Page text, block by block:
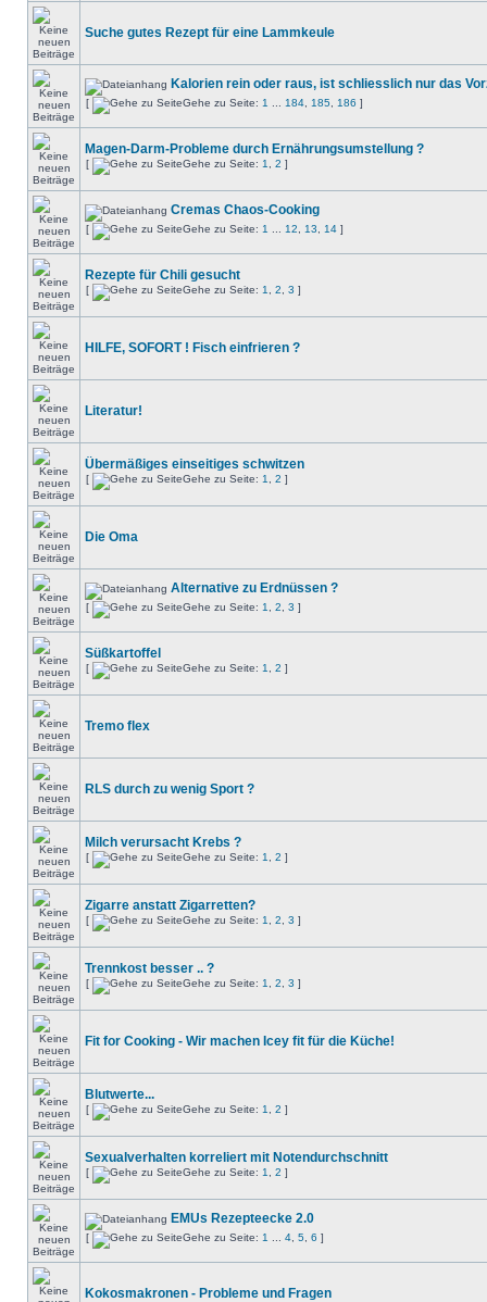
Suche gutes Rezept für eine Lammkeule
Kalorien rein oder raus, ist schliesslich nur das
[ Gehe zu Seite: 1 184 185 186 ]
Magen-Darm-Probleme durch Ernährungsumstellung ?
[ Gehe zu Seite: 1 2 ]
Cremas Chaos-Cooking
[ Gehe zu Seite: 1 12 13 14 ]
Rezepte für Chili gesucht
[ Gehe zu Seite: 1 2 3 ]
HILFE, SOFORT ! Fisch einfrieren ?
Literatur!
Übermäßiges einseitiges schwitzen
[ Gehe zu Seite: 1 2 ]
Die Oma
Alternative zu Erdnüssen ?
[ Gehe zu Seite: 1 2 3 ]
Süßkartoffel
[ Gehe zu Seite: 1 2 ]
Tremo flex
RLS durch zu wenig Sport ?
Milch verursacht Krebs ?
[ Gehe zu Seite: 1 2 ]
Zigarre anstatt Zigarretten?
[ Gehe zu Seite: 1 2 3 ]
Trennkost besser .. ?
[ Gehe zu Seite: 1 2 3 ]
Fit for Cooking - Wir machen Icey fit für die Küche!
Blutwerte...
[ Gehe zu Seite: 1 2 ]
Sexualverhalten korreliert mit Notendurchschnitt
[ Gehe zu Seite: 1 2 ]
EMUs Rezepteecke 2.0
[ Gehe zu Seite: 1 4 5 6 ]
Kokosmakronen - Probleme und Fragen